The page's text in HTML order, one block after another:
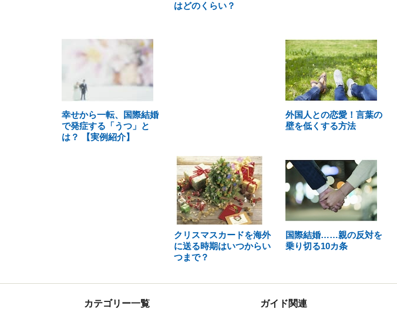
はどのくらい？
幸せから一転、国際結婚
で発症する「うつ」と
は？ 【実例紹介】
外国人との恋愛！言葉の
壁を低くする方法
クリスマスカードを海外
に送る時期はいつからい
つまで？
国際結婚……親の反対を
乗り切る10カ条
カテゴリー一覧 ガイド関連